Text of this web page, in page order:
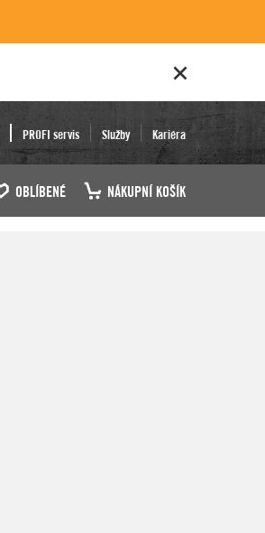
PROFI servis Služby Kariéra
OBLÍBENÉ NÁKUPNÍ KOŠÍK